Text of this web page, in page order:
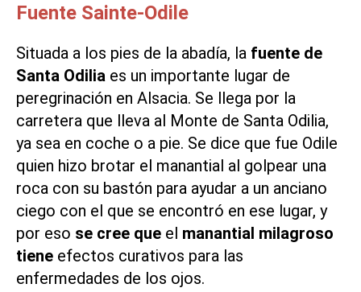
Fuente Sainte-Odile
Situada a los pies de la abadía, la fuente de
Santa Odilia es un importante lugar de
peregrinación en Alsacia. Se llega por la
carretera que lleva al Monte de Santa Odilia,
ya sea en coche o a pie. Se dice que fue Odile
quien hizo brotar el manantial al golpear una
roca con su bastón para ayudar a un anciano
ciego con el que se encontró en ese lugar, y
por eso se cree que el manantial milagroso
tiene efectos curativos para las
enfermedades de los ojos.